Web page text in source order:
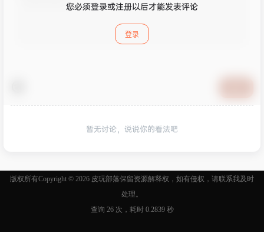
您必须登录或注册以后才能发表评论
登录
暂无讨论，说说你的看法吧
版权所有Copyright © 2026 皮玩部落保留资源解释权，如有侵权，请联系我及时
处理。
查询 26 次，耗时 0.2839 秒